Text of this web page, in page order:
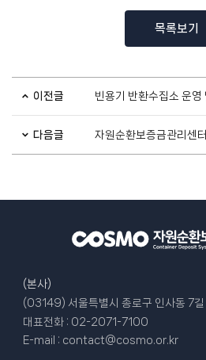
목록보기
이전글
다음글 자원순환보증금관리센
(본사)
(03149) 서울특별시 종로구 인사동 7길
대표전화 : 02-2071-7100
E-mail : contact@cosmo.or.kr